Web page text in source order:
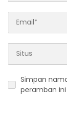
Simpan
peramban